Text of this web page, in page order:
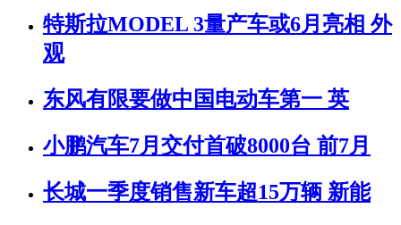
特斯拉MODEL 3量产车或6月亮相 外
观
东风有限要做中国电动车第一 英
小鹏汽车7月交付首破8000台 前7月
长城一季度销售新车超15万辆 新能